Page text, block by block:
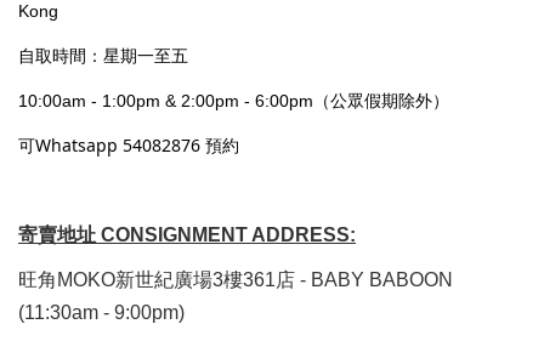
Kong
自取時間：星期一至五
10:00am - 1:00pm & 2:00pm - 6:00pm（公眾假期除外）
可Whatsapp 54082876 預約
寄賣地址 CONSIGNMENT ADDRESS:
旺角MOKO新世紀廣場3樓361店 - BABY BABOON
(11:30am - 9:00pm)